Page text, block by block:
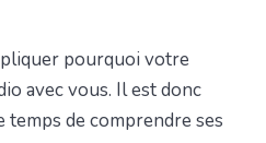
pourquoi votre
avec vous. Il est donc
de comprendre ses